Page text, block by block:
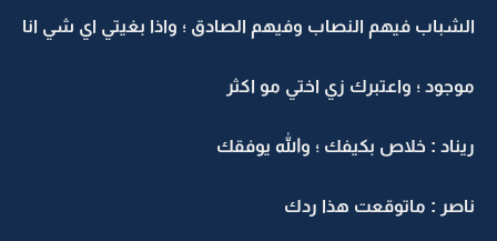
الشباب فيهم النصاب وفيهم الصادق ؛ واذا بغيتي اي شي انا
موجود ؛ واعتبرك زي اختي مو اكثر
ريناد : خلاص بكيفك ؛ والله يوفقك
ناصر : ماتوقعت هذا ردك